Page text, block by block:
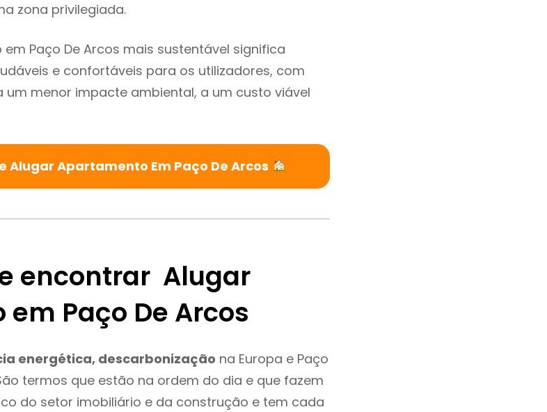
zona privilegiada.
Paço De Arcos mais sustentável significa
e confortáveis para os utilizadores, com
um menor impacte ambiental, a um custo viável
Alugar Apartamento Em Paço De Arcos
encontrar Alugar
Paço De Arcos
energética, descarbonização na Europa e Paço
termos que estão na ordem do dia e que fazem
do setor imobiliário e da construção e tem cada